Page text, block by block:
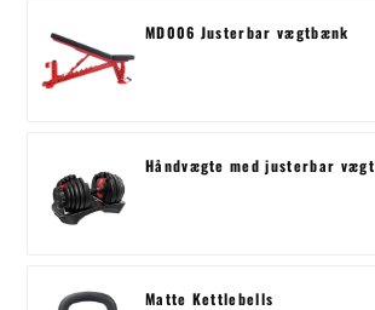
MD006 Justerbar vægtbænk
Håndvægte med justerbar vægt
Matte Kettlebells